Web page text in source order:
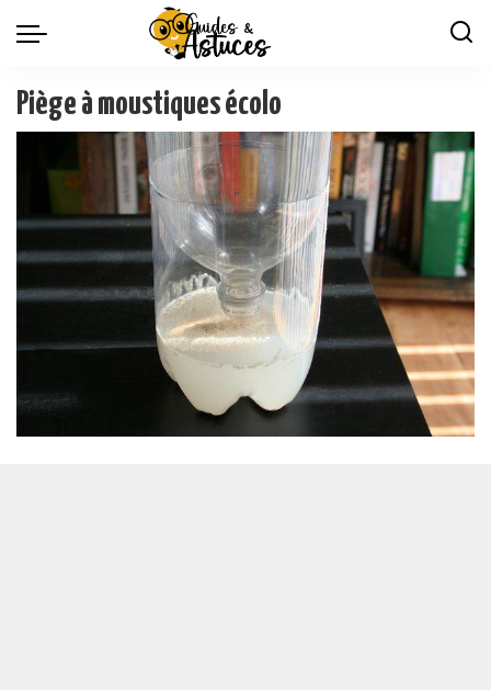
Piège à moustiques écolo